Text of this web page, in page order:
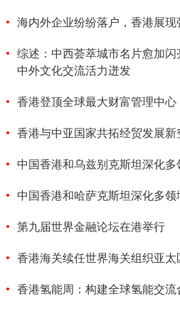
海内外企业纷纷落户，香港展现
综述：中西荟萃城市名片愈加
中外文化交流活力迸发
香港登顶全球最大财富管理中心
香港与中亚国家共拓经贸发展新
中国香港和乌兹别克斯坦深化
中国香港和哈萨克斯坦深化多
第九届世界金融论坛在港举行
香港海关续任世界海关组织亚
香港氢能周：构建全球氢能交流